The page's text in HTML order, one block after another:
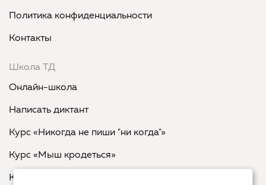
Политика конфиденциальности
Контакты
Школа ТД
Онлайн-школа
Написать диктант
Курс «Никогда не пиши "ни когда"»
Курс «Мыш кродеться»
Курс «Русская пунктуация: болевые точки... и